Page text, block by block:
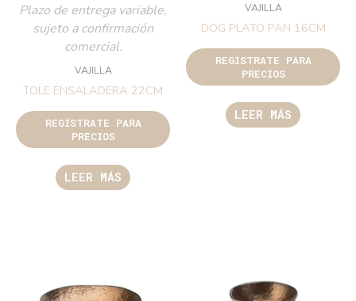
Plazo de entrega variable,
sujeto a confirmación
comercial.
VAJILLA
TOLE ENSALADERA 22CM
REGÍSTRATE PARA
PRECIOS
LEER MÁS
VAJILLA
DOG PLATO PAN 16CM
REGÍSTRATE PARA
PRECIOS
LEER MÁS